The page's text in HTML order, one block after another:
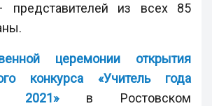
представителей из всех 85
церемонии открытия
конкурса «Учитель года
2021»
в Ростовском